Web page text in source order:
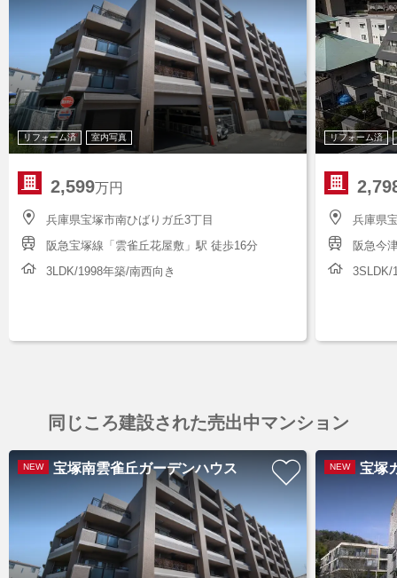
リフォーム済 室内写真
2,599万円
兵庫県宝塚市南ひばりガ丘3丁目
阪急宝塚線「雲雀丘花屋敷」駅 徒歩16分
3LDK/1998年築/南西向き
リフォーム済
兵庫県
阪急今
3SLDK/
同じころ建設された売出中マンション
NEW 宝塚南雲雀丘ガーデンハウス NEW 宝塚